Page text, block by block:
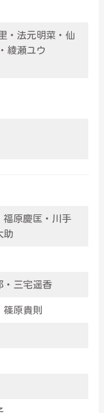
・法元明菜・仙
綾瀬ユウ
福原慶匡・川手
助
・三宅遥香
篠原貴則